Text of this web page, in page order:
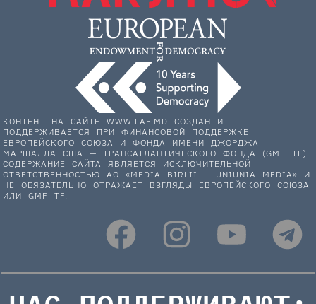
КОНТЕНТ НА САЙТЕ WWW.LAF.MD СОЗДАН И
ПОДДЕРЖИВАЕТСЯ ПРИ ФИНАНСОВОЙ ПОДДЕРЖКЕ
ЕВРОПЕЙСКОГО СОЮЗА И ФОНДА ИМЕНИ ДЖОРДЖА
МАРШАЛЛА США — ТРАНСАТЛАНТИЧЕСКОГО ФОНДА (GMF TF).
СОДЕРЖАНИЕ САЙТА ЯВЛЯЕТСЯ ИСКЛЮЧИТЕЛЬНОЙ
ОТВЕТСТВЕННОСТЬЮ АО «MEDIA BIRLII – UNIUNIA MEDIA» И
НЕ ОБЯЗАТЕЛЬНО ОТРАЖАЕТ ВЗГЛЯДЫ ЕВРОПЕЙСКОГО СОЮЗА
ИЛИ GMF TF.